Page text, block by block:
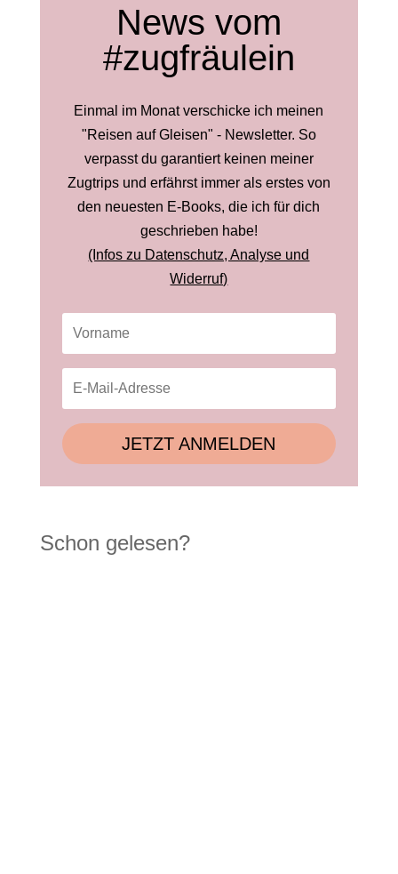
News vom
#zugfräulein
Einmal im Monat verschicke ich meinen
"Reisen auf Gleisen" - Newsletter. So
verpasst du garantiert keinen meiner
Zugtrips und erfährst immer als erstes von
den neuesten E-Books, die ich für dich
geschrieben habe!
(Infos zu Datenschutz, Analyse und
Widerruf)
JETZT ANMELDEN
Schon gelesen?